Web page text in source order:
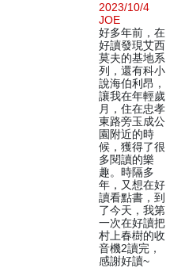
2023/10/4
JOE
好多年前，在
好讀發現艾西
莫夫的基地系
列，還有科小
說海伯利昂，
讓我在年輕歲
月，住在忠孝
東路旁玉成公
園附近的時
候，獲得了很
多閱讀的樂
趣。時隔多
年，又想在好
讀看點書，到
了今天，我第
一次在好讀把
村上春樹的收
音機2讀完，
感謝好讀~